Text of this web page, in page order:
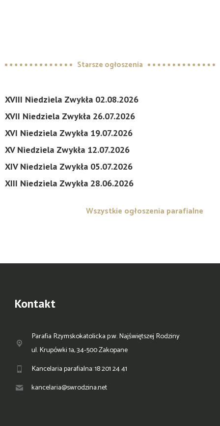
Starsze ogłoszenia
XVIII Niedziela Zwykła 02.08.2026
XVII Niedziela Zwykła 26.07.2026
XVI Niedziela Zwykła 19.07.2026
XV Niedziela Zwykła 12.07.2026
XIV Niedziela Zwykła 05.07.2026
XIII Niedziela Zwykła 28.06.2026
Wszystkie ogłoszenia parafialne
Kontakt
Parafia Rzymskokatolicka p.w. Najświętszej Rodziny
ul. Krupówki 1a, 34-500 Zakopane
Kancelaria parafialna: 18 201 24 41
kancelaria@swrodzina.net